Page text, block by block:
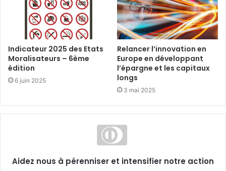
Indicateur 2025 des Etats
Moralisateurs – 6ème
édition
6 juin 2025
Relancer l’innovation en
Europe en développant
l’épargne et les capitaux
longs
3 mai 2025
Aidez nous à pérenniser et intensifier notre action